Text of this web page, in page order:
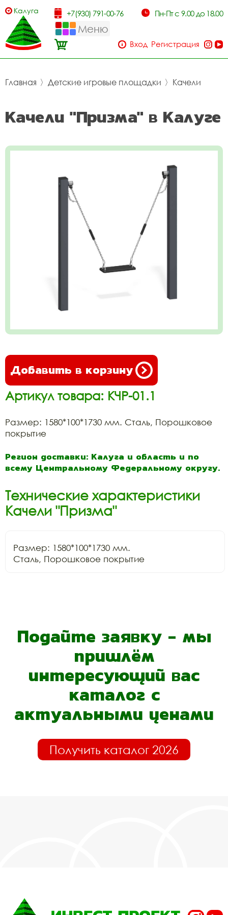
Калуга +7(930) 791-00-76 Пн-Пт с 9.00 до 18.00
Меню
Вход Регистрация
Главная 〉 Детские игровые площадки 〉 Качели
Качели "Призма" в Калуге
Добавить в корзину
Артикул товара: КЧР-01.1
Размер: 1580*100*1730 мм. Сталь, Порошковое
покрытие
Регион доставки: Калуга и область и по
всему Центральному Федеральному округу.
Технические характеристики
Качели "Призма"
Размер: 1580*100*1730 мм.
Сталь, Порошковое покрытие
Подайте заявку - мы
пришлём
интересующий вас
каталог с
актуальными ценами
Получить каталог 2026